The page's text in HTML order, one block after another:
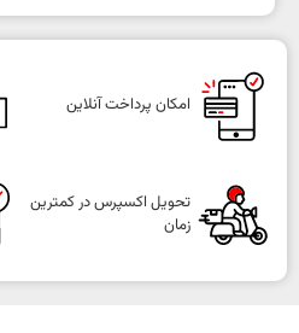
امکان پرداخت آنلاین
تحویل اکسپرس در کمترین
زمان